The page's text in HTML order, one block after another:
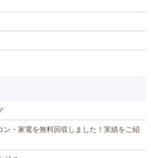
ン・家電を無料回収しました！実績をご紹